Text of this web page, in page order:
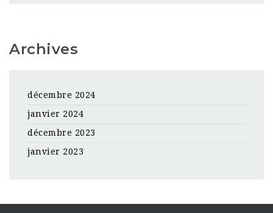
Archives
décembre 2024
janvier 2024
décembre 2023
janvier 2023